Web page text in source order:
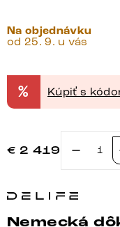
Na objednávku
od 25. 9. u vás
% Kúpiť s
€ 2 419
množstvo
stôl
Nemecká